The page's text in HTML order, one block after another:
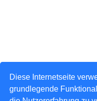
Diese Internetseite
grundlegende